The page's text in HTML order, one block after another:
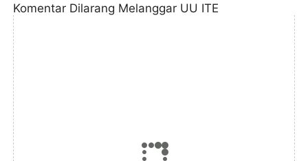
Komentar Dilarang Melanggar UU ITE